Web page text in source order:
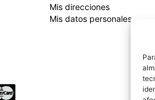
Mis direcciones
Mis datos personales